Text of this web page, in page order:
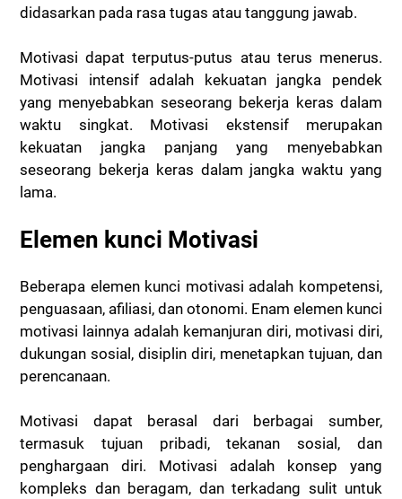
didasarkan pada rasa tugas atau tanggung jawab.
Motivasi dapat terputus-putus atau terus menerus.
Motivasi intensif adalah kekuatan jangka pendek
yang menyebabkan seseorang bekerja keras dalam
waktu singkat. Motivasi ekstensif merupakan
kekuatan jangka panjang yang menyebabkan
seseorang bekerja keras dalam jangka waktu yang
lama.
Elemen kunci Motivasi
Beberapa elemen kunci motivasi adalah kompetensi,
penguasaan, afiliasi, dan otonomi. Enam elemen kunci
motivasi lainnya adalah kemanjuran diri, motivasi diri,
dukungan sosial, disiplin diri, menetapkan tujuan, dan
perencanaan.
Motivasi dapat berasal dari berbagai sumber,
termasuk tujuan pribadi, tekanan sosial, dan
penghargaan diri. Motivasi adalah konsep yang
kompleks dan beragam, dan terkadang sulit untuk